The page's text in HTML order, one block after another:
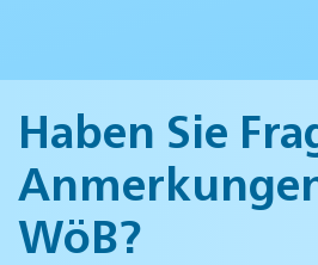
Haben Sie
WöB?